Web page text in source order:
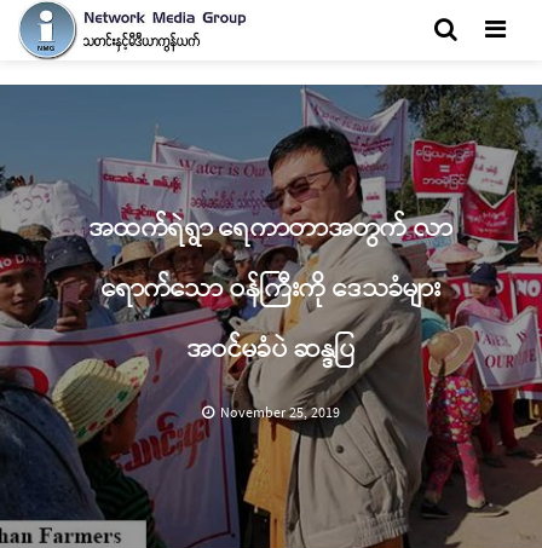
အထက်ရဲရွာ ရေကာတာအတွက် လာ
ရောက်သော ဝန်ကြီးကို ဒေသခံများ
အဝင်မခံပဲ ဆန္ဒပြ
November 25, 2019